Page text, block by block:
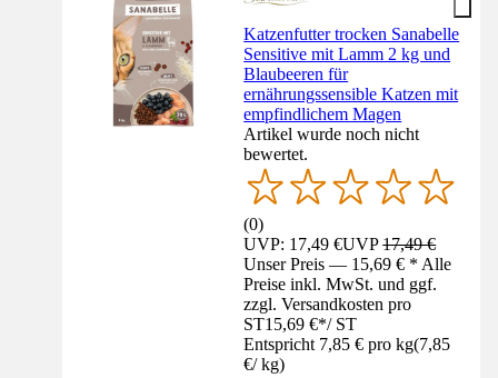
Katzenfutter trocken Sanabelle
Sensitive mit Lamm 2 kg und
Blaubeeren für
ernährungssensible Katzen mit
empfindlichem Magen
Artikel wurde noch nicht
bewertet.
(0)
UVP: 17,49 €UVP17,49 €
Unser Preis — 15,69 € * Alle
Preise inkl. MwSt. und ggf.
zzgl. Versandkosten pro
ST15,69 €*/ ST
Entspricht 7,85 € pro kg(7,85
€/ kg)